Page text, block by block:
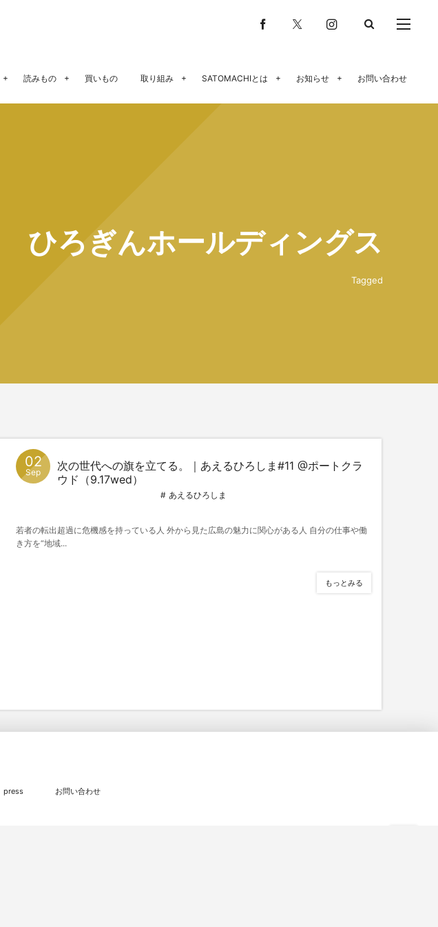
読みもの 買いもの 取り組み SATOMACHIとは お知らせ お問い合わせ
ひろぎんホールディングス
Tagged
02
Sep
次の世代への旗を立てる。｜あえるひろしま#11 @ポートクラ
ウド（9.17wed）
あえるひろしま
若者の転出超過に危機感を持っている人 外から見た広島の魅力に関心がある人 自分の仕事や働
き方を“地域...
もっとみる
press お問い合わせ